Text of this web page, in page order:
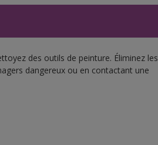
des outils de peinture. Éliminez les
dangereux ou en contactant une